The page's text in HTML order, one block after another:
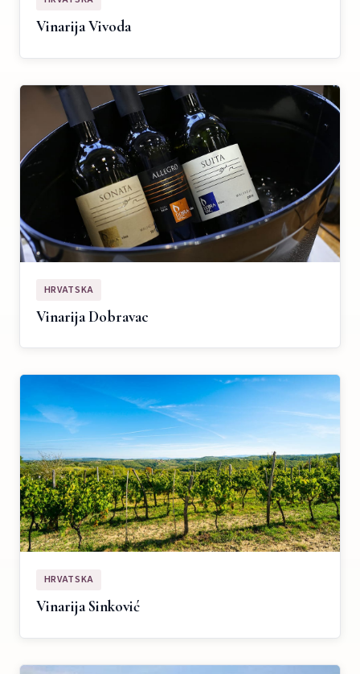
Vinarija Vivoda
HRVATSKA
Vinarija Dobravac
HRVATSKA
Vinarija Sinković